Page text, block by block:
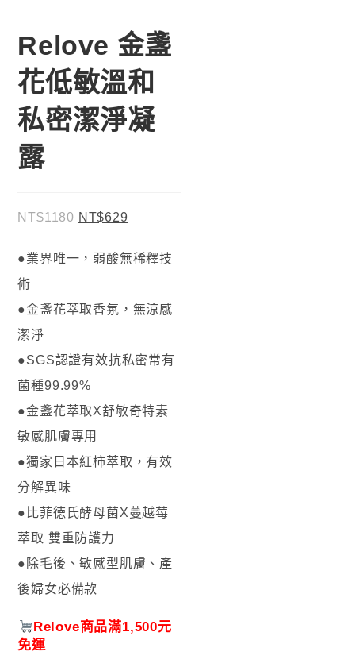
Relove 金盞
花低敏溫和
私密潔淨凝
露
NT$1180 NT$629
●業界唯一，弱酸無稀釋技
術
●金盞花萃取香氛，無涼感
潔淨
●SGS認證有效抗私密常有
菌種99.99%
●金盞花萃取X舒敏奇特素
敏感肌膚專用
●獨家日本紅柿萃取，有效
分解異味
●比菲徳氏酵母菌X蔓越莓
萃取 雙重防護力
●除毛後、敏感型肌膚、產
後婦女必備款
Relove商品滿1,500元
免運